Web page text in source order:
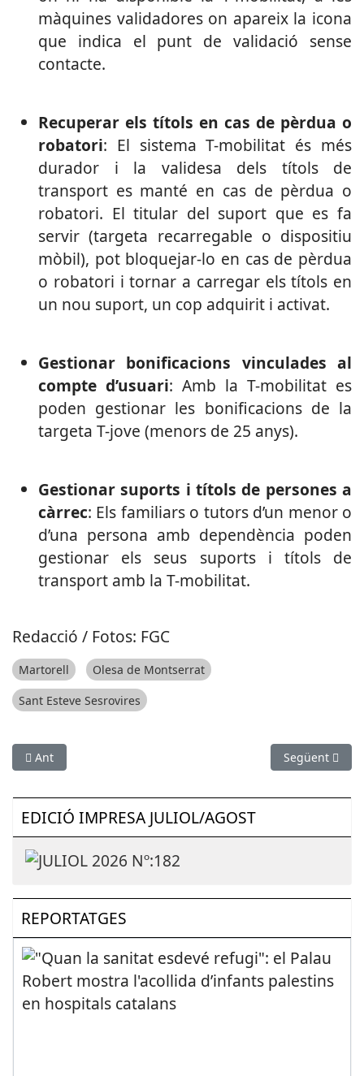
màquines validadores on apareix la icona
que indica el punt de validació sense
contacte.
Recuperar els títols en cas de pèrdua o
robatori: El sistema T-mobilitat és més
durador i la validesa dels títols de
transport es manté en cas de pèrdua o
robatori. El titular del suport que es fa
servir (targeta recarregable o dispositiu
mòbil), pot bloquejar-lo en cas de pèrdua
o robatori i tornar a carregar els títols en
un nou suport, un cop adquirit i activat.
Gestionar bonificacions vinculades al
compte d’usuari: Amb la T-mobilitat es
poden gestionar les bonificacions de la
targeta T-jove (menors de 25 anys).
Gestionar suports i títols de persones a
càrrec: Els familiars o tutors d’un menor o
d’una persona amb dependència poden
gestionar els seus suports i títols de
transport amb la T-mobilitat.
Redacció / Fotos: FGC
Martorell
Olesa de Montserrat
Sant Esteve Sesrovires
Article anterior: Mor Celestino Bravo, el sacerdot que
Ant Article
Següent
EDICIÓ IMPRESA JULIOL/AGOST
REPORTATGES